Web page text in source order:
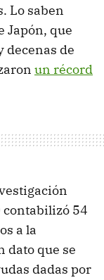
Lo saben
Japón, que
decenas de
un récord
contabilizó 54
a la
dato que se
dadas por